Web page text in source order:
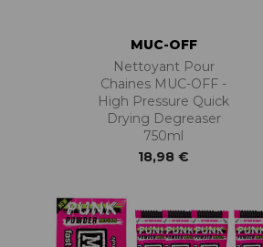
MUC-OFF
Nettoyant Pour
Chaines MUC-OFF -
High Pressure Quick
Drying Degreaser
750ml
18,98 €